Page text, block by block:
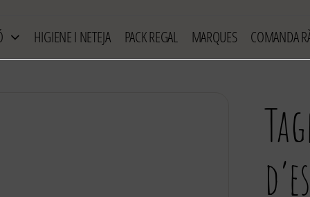
HIGIENE I NETEJA PACK REGAL MARQUES COMANDA